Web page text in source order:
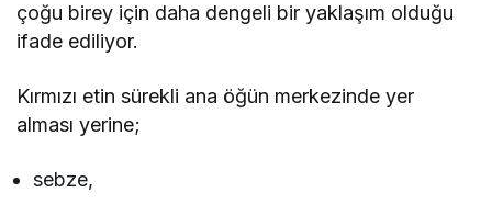
çoğu birey için daha dengeli bir yaklaşım olduğu
ifade ediliyor.
Kırmızı etin sürekli ana öğün merkezinde yer
alması yerine;
sebze,